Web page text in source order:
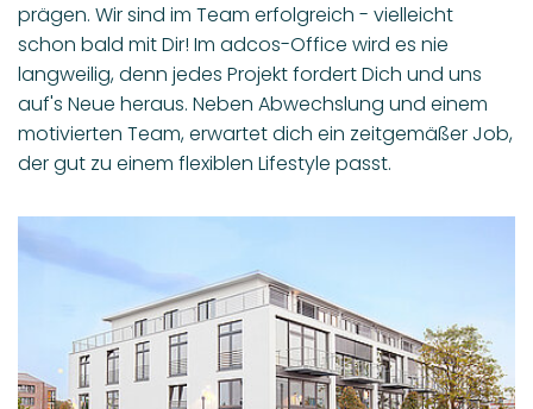
prägen. Wir sind im Team erfolgreich - vielleicht
schon bald mit Dir! Im adcos-Office wird es nie
langweilig, denn jedes Projekt fordert Dich und uns
auf's Neue heraus. Neben Abwechslung und einem
motivierten Team, erwartet dich ein zeitgemäßer Job,
der gut zu einem flexiblen Lifestyle passt.